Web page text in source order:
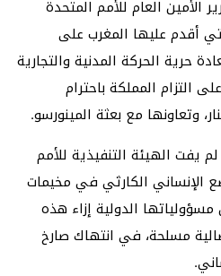
العام للأمم المتحدة
أقدم عليها المغرب على
حرية الحركة المدنية والتجارية
التزام المملكة باحترام
وتعاونها مع بعثة المينورسو.
يفت الهيئة التنفيذية للأمم
الإنساني الكارثي في مخيمات
الدولية إزاء هذه
مسلحة، في انتهاك صارخ